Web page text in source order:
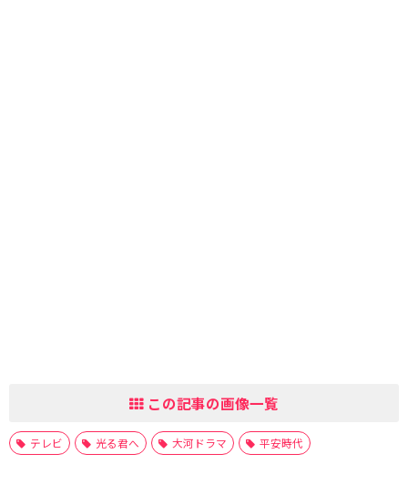
この記事の画像一覧
テレビ 光る君へ 大河ドラマ 平安時代